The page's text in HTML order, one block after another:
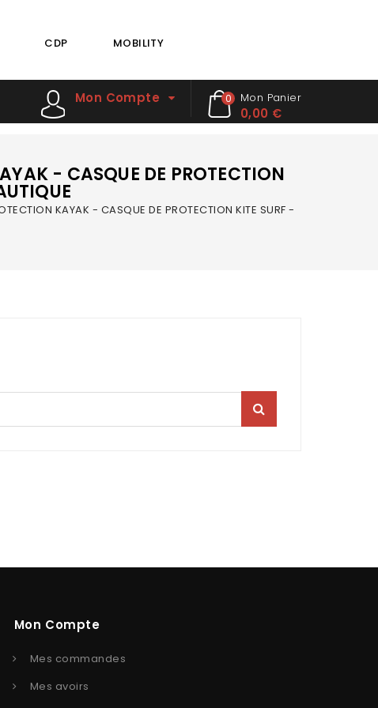
CDP MOBILITY
Mon Panier
0,00 €
0
Mon Compte
- CASQUE DE PROTECTION
KAYAK - CASQUE DE PROTECTION KITE SURF -
Mon Compte
Mes commandes
Mes avoirs